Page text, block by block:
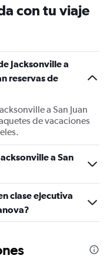
con tu viaje
Jacksonville a
reservas de
a San Juan
de vacaciones
a San
clase ejecutiva